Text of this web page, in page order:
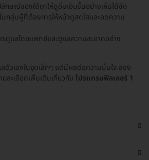
กษณ์ของใต้ตาให้ดูอิ่มเอิบขึ้นอย่างเห็นได้ชัด
กลุ่มผู้ที่ต้องการให้หน้าดูสดใสและลดความ
รดูแลโดยแพทย์และดูแลความสะอาดอย่าง
วเองในจุดเล็กๆ แต่มีผลต่อความมั่นใจ ลอง
ละเอียดเพิ่มเติมเกี่ยวกับ โปรแกรมฟิลเลอร์ 1